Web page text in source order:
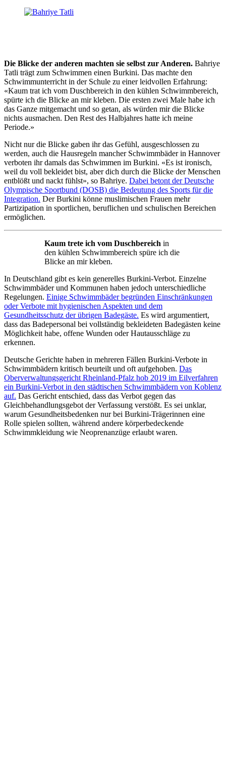
Die Blicke der anderen machten sie selbst zur Anderen. Bahriye
Tatli trägt zum Schwimmen einen Burkini. Das machte den
Schwimmunterricht in der Schule zu einer leidvollen Erfahrung:
«Kaum trat ich vom Duschbereich in den kühlen Schwimmbereich,
spürte ich die Blicke an mir kleben. Die ersten zwei Male habe ich
das Ganze mitgemacht und so getan, als würden mir die Blicke
nichts ausmachen. Den Rest des Halbjahres hatte ich meine
Periode.»
Nicht nur die Blicke gaben ihr das Gefühl, ausgeschlossen zu
werden, auch die Hausregeln mancher Schwimmbäder in Hannover
verboten ihr damals das Schwimmen im Burkini. «Es ist ironisch,
weil du voll bekleidet bist, aber dich durch die Blicke der Menschen
entblößt und nackt fühlst», so Bahriye. Dabei betont der Deutsche
Olympische Sportbund (DOSB) die Bedeutung des Sports für die
Integration. Der Burkini könne muslimischen Frauen mehr
Partizipation in sportlichen, beruflichen und schulischen Bereichen
ermöglichen.
Kaum trete ich vom Duschbereich in
den kühlen Schwimmbereich spüre ich die
Blicke an mir kleben.
In Deutschland gibt es kein generelles Burkini-Verbot. Einzelne
Schwimmbäder und Kommunen haben jedoch unterschiedliche
Regelungen. Einige Schwimmbäder begründen Einschränkungen
oder Verbote mit hygienischen Aspekten und dem
Gesundheitsschutz der übrigen Badegäste. Es wird argumentiert,
dass das Badepersonal bei vollständig bekleideten Badegästen keine
Möglichkeit habe, offene Wunden oder Hautausschläge zu
erkennen.
Deutsche Gerichte haben in mehreren Fällen Burkini-Verbote in
Schwimmbädern kritisch beurteilt und oft aufgehoben. Das
Oberverwaltungsgericht Rheinland-Pfalz hob 2019 im Eilverfahren
ein Burkini-Verbot in den städtischen Schwimmbädern von Koblenz
auf. Das Gericht entschied, dass das Verbot gegen das
Gleichbehandlungsgebot der Verfassung verstößt. Es sei unklar,
warum Gesundheitsbedenken nur bei Burkini-Trägerinnen eine
Rolle spielen sollten, während andere körperbedeckende
Schwimmkleidung wie Neoprenanzüge erlaubt waren.